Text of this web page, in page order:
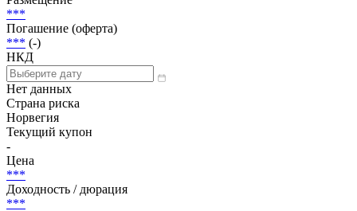
***
Погашение (оферта)
*** (-)
НКД
Нет данных
Страна риска
Норвегия
Текущий купон
-
Цена
***
Доходность / дюрация
***